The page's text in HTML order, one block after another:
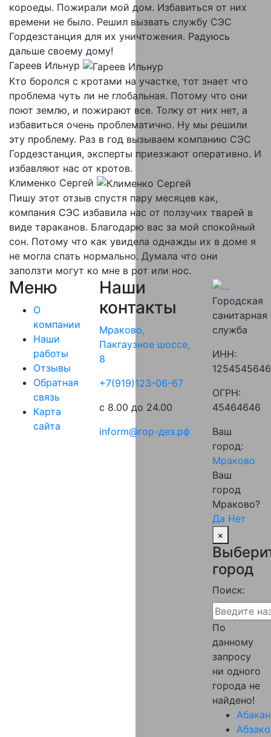
короеды. Пожирали мой дом. Избавиться от них
времени не было. Решил вызвать службу СЭС
Гордезстанция для их уничтожения. Радуюсь
дальше своему дому!
Гареев Ильнур
Кто боролся с кротами на участке, тот знает что
проблема чуть ли не глобальная. Потому что они
поют землю, и пожирают все. Толку от них нет, а
избавиться очень проблематично. Ну мы решили
эту проблему. Раз в год вызываем компанию СЭС
Гордезстанция, эксперты приезжают оперативно. И
избавляют нас от кротов.
Клименко Сергей
Пишу этот отзыв спустя пару месяцев как,
компания СЭС избавила нас от ползучих тварей в
виде тараканов. Благодарю вас за мой спокойный
сон. Потому что как увидела однажды их в доме я
не могла спать нормально. Думала что они
заползти могут ко мне в рот или нос.
Меню
О
компании
Наши
работы
Отзывы
Обратная
связь
Карта
сайта
Наши
контакты
Мраково,
Пакгаузное шоссе,
8
‪+7(919)123-06-67‬‬
с 8.00 до 24.00
inform@гор-дез.рф
Городская
санитарная
служба
ИНН:
ОГРН:
45464646
Ваш
город:
Мраково
Ваш
город
Мраково?
Да Нет
×
город
Поиск:
По
данному
запросу
ни одного
города не
найдено!
Абакан